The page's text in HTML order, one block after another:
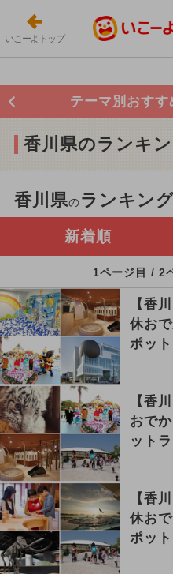
いこーよトップ
テーマ別おす
香川県のランキ
香川県のランキング
新着順
1ページ目 / 2
【香
休お
ポッ
【香
おで
ット
【香
休お
ポッ